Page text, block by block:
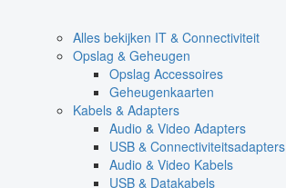
Alles bekijken IT & Connectiviteit
Opslag & Geheugen
Opslag Accessoires
Geheugenkaarten
Kabels & Adapters
Audio & Video Adapters
USB & Connectiviteitsadapters
Audio & Video Kabels
USB & Datakabels